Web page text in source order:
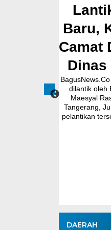
Forum
Kursi
enam pejabat
Tangerang Moch
Pendopo Bupati
Gandana [...]
11
Maesyal
batu
dan
Agustus
DAERAH